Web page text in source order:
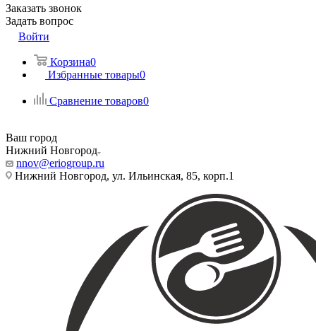
Заказать звонок
Задать вопрос
Войти
Корзина0
Избранные товары0
Сравнение товаров0
Ваш город
Нижний Новгород
nnov@eriogroup.ru
Нижний Новгород, ул. Ильинская, 85, корп.1